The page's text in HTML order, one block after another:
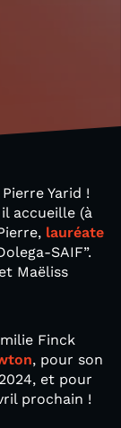
Yarid !
accueille (à
lauréate
SAIF”.
Maëliss
Finck
, pour son
et pour
prochain !